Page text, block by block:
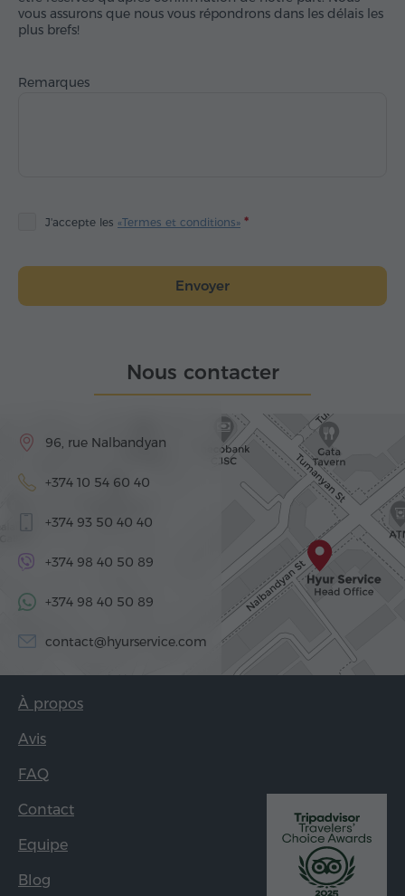
vous assurons que nous vous répondrons dans les délais les
plus brefs!
Remarques
J'accepte les «Termes et conditions»
Envoyer
Nous contacter
96, rue Nalbandyan
+374 10 54 60 40
+374 93 50 40 40
+374 98 40 50 89
+374 98 40 50 89
contact@hyurservice.com
À propos
Avis
FAQ
Contact
Equipe
Blog